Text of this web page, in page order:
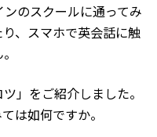
のスクールに通ってみ
、スマホで英会話に触
」をご紹介しました。
は如何ですか。